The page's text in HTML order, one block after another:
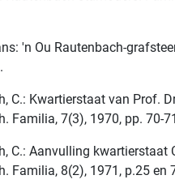
'n Ou Rautenbach-
C.: Kwartierstaat van Prof.
Familia, 7(3), 1970, pp. 70-
C.: Aanvulling kwartierstaat
Familia, 8(2), 1971, p.25 en